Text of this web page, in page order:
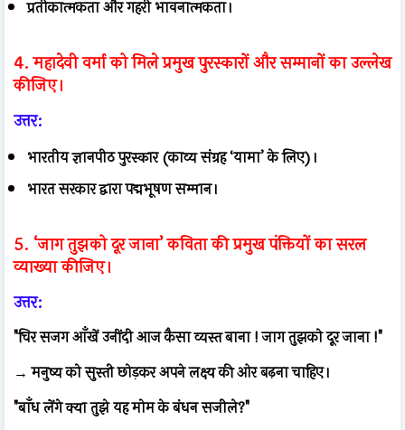
प्रतीकात्मकता और गहरी भावनात्मकता।
4. महादेवी वर्मा को मिले प्रमुख पुरस्कारों और सम्मानों का उल्लेख
कीजिए।
उत्तर:
भारतीय ज्ञानपीठ पुरस्कार (काव्य संग्रह ‘यामा’ के लिए)।
भारत सरकार द्वारा पद्मभूषण सम्मान।
5. ‘जाग तुझको दूर जाना’ कविता की प्रमुख पंक्तियों का सरल
व्याख्या कीजिए।
उत्तर:
"चिर सजग आँखें उनींदी आज कैसा व्यस्त बाना ! जाग तुझको दूर जाना !"
→ मनुष्य को सुस्ती छोड़कर अपने लक्ष्य की ओर बढ़ना चाहिए।
"बाँध लेंगे क्या तुझे यह मोम के बंधन सजीले?"